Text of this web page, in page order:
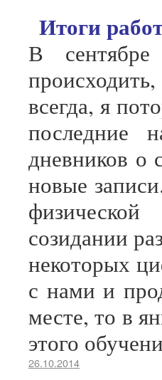
Итоги
В
всегда, я
последние
дневников о
новые
созидании
некоторых
с нами и
месте, то в
этого
26.10.2014